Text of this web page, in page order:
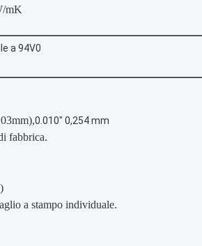
mK
a 94V0
0.010" 0,254 mm
fabbrica.
a stampo individuale.